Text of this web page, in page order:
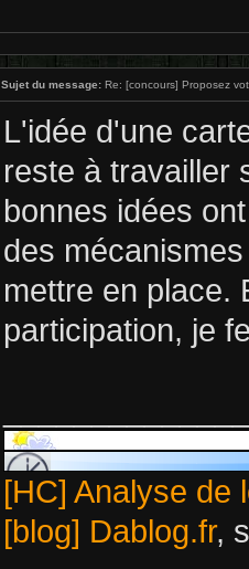
Sujet du message: Re: [concours] Proposez
L'idée d'une
reste à travailler
bonnes idées
des
mettre en place.
participation, je
[HC] Analyse de
[blog] Dablog.fr,